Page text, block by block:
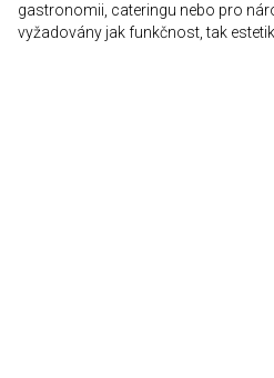
gastronomii, cateringu nebo pro
vyžadovány jak funkčnost, tak